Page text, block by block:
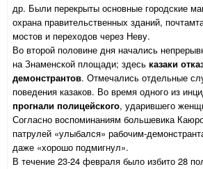
др. Были перекрыты основные городские
охрана правительственных зданий,
мостов и переходов через Неву.
Во второй половине дня начались
на Знаменской площади; здесь казаки
демонстрантов. Отмечались отдельные
поведения казаков. Во время одного из
прогнали полицейского, ударившего
Согласно воспоминаниям большевика
патрулей «улыбался» рабочим-
даже «хорошо подмигнул».
В течение 23-24 февраля было избито 28